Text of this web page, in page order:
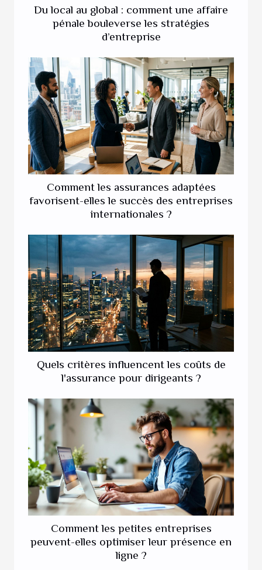
Du local au global : comment une affaire
pénale bouleverse les stratégies
d’entreprise
Comment les assurances adaptées
favorisent-elles le succès des entreprises
internationales ?
Quels critères influencent les coûts de
l'assurance pour dirigeants ?
Comment les petites entreprises
peuvent-elles optimiser leur présence en
ligne ?